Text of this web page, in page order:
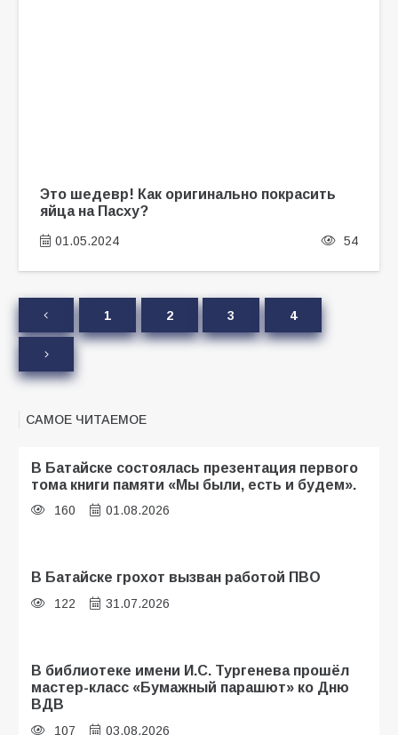
Это шедевр! Как оригинально покрасить
яйца на Пасху?
01.05.2024 54
1 2 3 4
САМОЕ ЧИТАЕМОЕ
В Батайске состоялась презентация первого
тома книги памяти «Мы были, есть и будем».
160 01.08.2026
В Батайске грохот вызван работой ПВО
122 31.07.2026
В библиотеке имени И.С. Тургенева прошёл
мастер-класс «Бумажный парашют» ко Дню
ВДВ
107 03.08.2026